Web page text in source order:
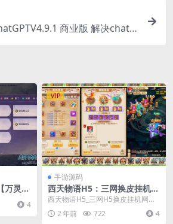
商业版 解决chatG
万灵山
区脚
4
VIP
手游源码
西天物语H5：三网换皮挂机
版，VM镜像单机一键端，Lin
ux学习服务端，视频教程，G
M充值后台
西天物语H5_三网H5换皮挂机网页
西天物语H5版本_VM镜像单机一键
端_Linu...
2 年前 722 4